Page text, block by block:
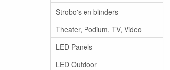
Strobo's en blinders
Theater, Podium, TV, Video
LED Panels
LED Outdoor